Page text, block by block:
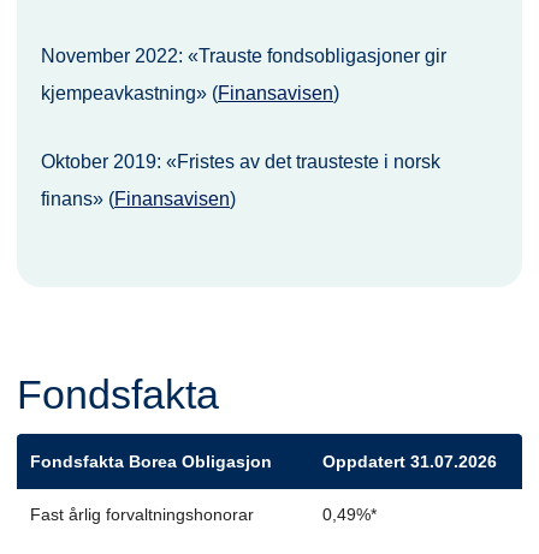
November 2022: «Trauste fondsobligasjoner gir
kjempeavkastning» (Finansavisen)
Oktober 2019: «Fristes av det trausteste i norsk
finans» (Finansavisen)
Fondsfakta
Fondsfakta Borea Obligasjon Oppdatert 31.07.2026
Fast årlig forvaltningshonorar 0,49%*